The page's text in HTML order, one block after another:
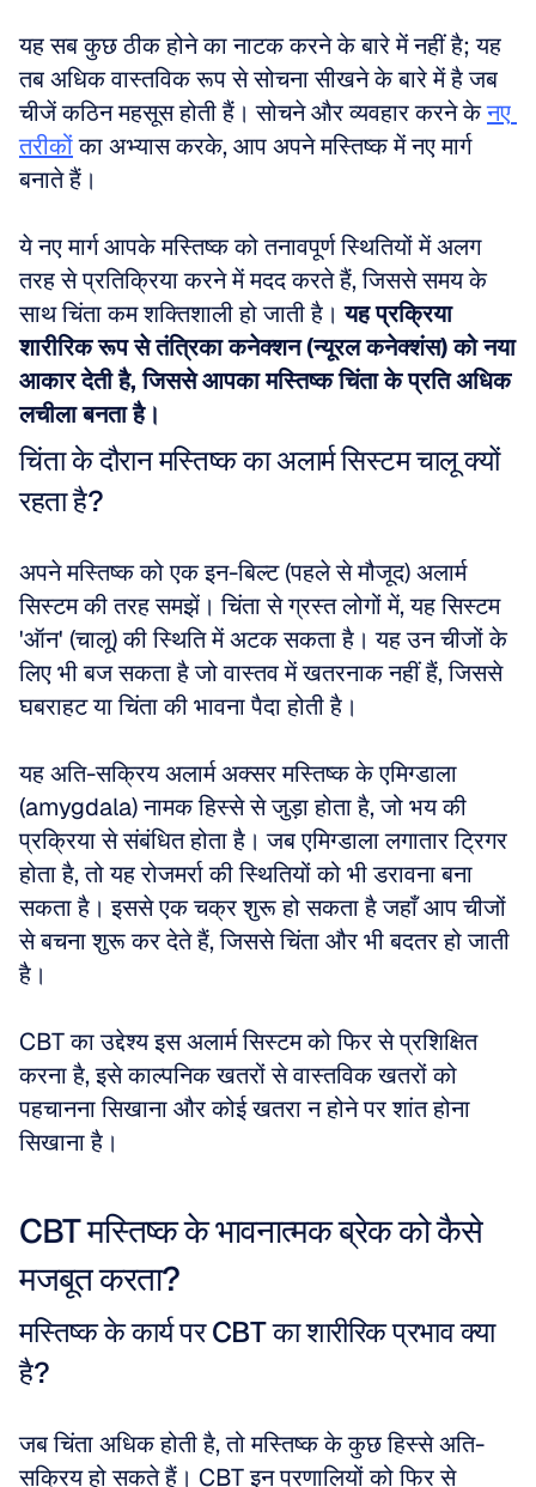
यह सब कुछ ठीक होने का नाटक करने के बारे में नहीं है; यह
तब अधिक वास्तविक रूप से सोचना सीखने के बारे में है जब
चीजें कठिन महसूस होती हैं। सोचने और व्यवहार करने के नए
तरीकों का अभ्यास करके, आप अपने मस्तिष्क में नए मार्ग
बनाते हैं।
ये नए मार्ग आपके मस्तिष्क को तनावपूर्ण स्थितियों में अलग
तरह से प्रतिक्रिया करने में मदद करते हैं, जिससे समय के
साथ चिंता कम शक्तिशाली हो जाती है। यह प्रक्रिया
शारीरिक रूप से तंत्रिका कनेक्शन (न्यूरल कनेक्शंस) को नया
आकार देती है, जिससे आपका मस्तिष्क चिंता के प्रति अधिक
लचीला बनता है।
चिंता के दौरान मस्तिष्क का अलार्म सिस्टम चालू क्यों
रहता है?
अपने मस्तिष्क को एक इन-बिल्ट (पहले से मौजूद) अलार्म
सिस्टम की तरह समझें। चिंता से ग्रस्त लोगों में, यह सिस्टम
'ऑन' (चालू) की स्थिति में अटक सकता है। यह उन चीजों के
लिए भी बज सकता है जो वास्तव में खतरनाक नहीं हैं, जिससे
घबराहट या चिंता की भावना पैदा होती है।
यह अति-सक्रिय अलार्म अक्सर मस्तिष्क के एमिग्डाला
(amygdala) नामक हिस्से से जुड़ा होता है, जो भय की
प्रक्रिया से संबंधित होता है। जब एमिग्डाला लगातार ट्रिगर
होता है, तो यह रोजमर्रा की स्थितियों को भी डरावना बना
सकता है। इससे एक चक्र शुरू हो सकता है जहाँ आप चीजों
से बचना शुरू कर देते हैं, जिससे चिंता और भी बदतर हो जाती
है।
CBT का उद्देश्य इस अलार्म सिस्टम को फिर से प्रशिक्षित
करना है, इसे काल्पनिक खतरों से वास्तविक खतरों को
पहचानना सिखाना और कोई खतरा न होने पर शांत होना
सिखाना है।
CBT मस्तिष्क के भावनात्मक ब्रेक को कैसे
मजबूत करता?
मस्तिष्क के कार्य पर CBT का शारीरिक प्रभाव क्या
है?
जब चिंता अधिक होती है, तो मस्तिष्क के कुछ हिस्से अति-
सक्रिय हो सकते हैं। CBT इन प्रणालियों को फिर से